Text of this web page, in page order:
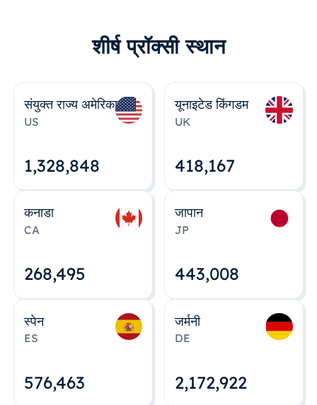
शीर्ष प्रॉक्सी स्थान
संयुक्त राज्य अमेरिका
US
1,328,848
यूनाइटेड किंगडम
UK
418,167
कनाडा
CA
268,495
जापान
JP
443,008
स्पेन
ES
576,463
जर्मनी
DE
2,172,922